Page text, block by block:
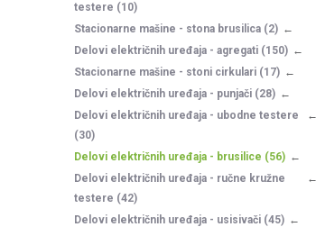
testere (10)
Stacionarne mašine - stona brusilica (2)
Delovi električnih uređaja - agregati (150)
Stacionarne mašine - stoni cirkulari (17)
Delovi električnih uređaja - punjači (28)
Delovi električnih uređaja - ubodne testere
(30)
Delovi električnih uređaja - brusilice (56)
Delovi električnih uređaja - ručne kružne
testere (42)
Delovi električnih uređaja - usisivači (45)